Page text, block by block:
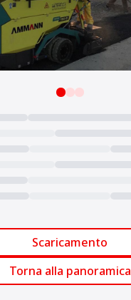
Scaricamento
Torna alla panoramica